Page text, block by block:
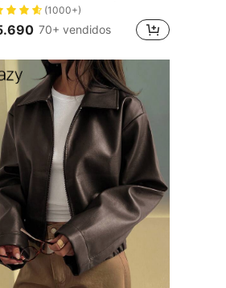
(1000+)
70+ vendidos